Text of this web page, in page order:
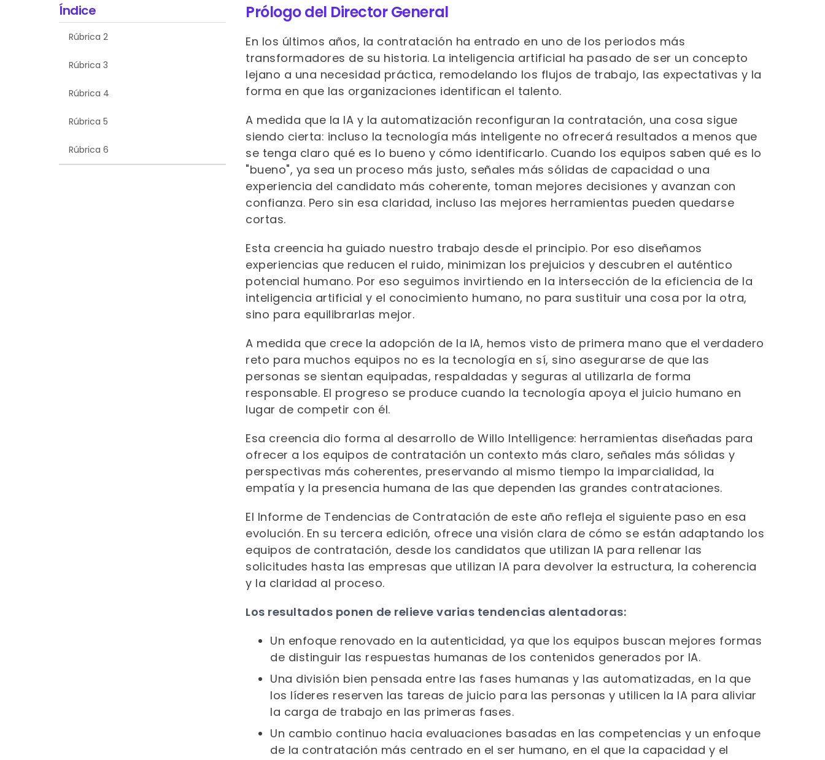
Índice
Rúbrica 2
Rúbrica 3
Rúbrica 4
Rúbrica 5
Rúbrica 6
Prólogo del Director General
En los últimos años, la contratación ha entrado en uno de los periodos más
transformadores de su historia. La inteligencia artificial ha pasado de ser un concepto
lejano a una necesidad práctica, remodelando los flujos de trabajo, las expectativas y la
forma en que las organizaciones identifican el talento.
A medida que la IA y la automatización reconfiguran la contratación, una cosa sigue
siendo cierta: incluso la tecnología más inteligente no ofrecerá resultados a menos que
se tenga claro qué es lo bueno y cómo identificarlo. Cuando los equipos saben qué es lo
"bueno", ya sea un proceso más justo, señales más sólidas de capacidad o una
experiencia del candidato más coherente, toman mejores decisiones y avanzan con
confianza. Pero sin esa claridad, incluso las mejores herramientas pueden quedarse
cortas.
Esta creencia ha guiado nuestro trabajo desde el principio. Por eso diseñamos
experiencias que reducen el ruido, minimizan los prejuicios y descubren el auténtico
potencial humano. Por eso seguimos invirtiendo en la intersección de la eficiencia de la
inteligencia artificial y el conocimiento humano, no para sustituir una cosa por la otra,
sino para equilibrarlas mejor.
A medida que crece la adopción de la IA, hemos visto de primera mano que el verdadero
reto para muchos equipos no es la tecnología en sí, sino asegurarse de que las
personas se sientan equipadas, respaldadas y seguras al utilizarla de forma
responsable. El progreso se produce cuando la tecnología apoya el juicio humano en
lugar de competir con él.
Esa creencia dio forma al desarrollo de Willo Intelligence: herramientas diseñadas para
ofrecer a los equipos de contratación un contexto más claro, señales más sólidas y
perspectivas más coherentes, preservando al mismo tiempo la imparcialidad, la
empatía y la presencia humana de las que dependen las grandes contrataciones.
El Informe de Tendencias de Contratación de este año refleja el siguiente paso en esa
evolución. En su tercera edición, ofrece una visión clara de cómo se están adaptando los
equipos de contratación, desde los candidatos que utilizan IA para rellenar las
solicitudes hasta las empresas que utilizan IA para devolver la estructura, la coherencia
y la claridad al proceso.
Los resultados ponen de relieve varias tendencias alentadoras:
Un enfoque renovado en la autenticidad, ya que los equipos buscan mejores formas
de distinguir las respuestas humanas de los contenidos generados por IA.
Una división bien pensada entre las fases humanas y las automatizadas, en la que
los líderes reserven las tareas de juicio para las personas y utilicen la IA para aliviar
la carga de trabajo en las primeras fases.
Un cambio continuo hacia evaluaciones basadas en las competencias y un enfoque
de la contratación más centrado en el ser humano, en el que la capacidad y el